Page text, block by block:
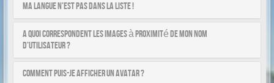
Ma langue n’est pas dans la liste !
A quoi correspondent les images à proximité de mon nom
d’utilisateur ?
Comment puis-je afficher un avatar ?